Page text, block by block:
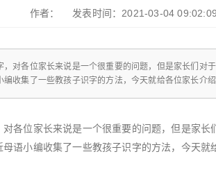
作者： 发表时间：2021-03-04
，对各位家长来说是一个很重要的问题，但是家长们对
编收集了一些教孩子识字的方法，今天就给各位家长介
位家长来说是一个很重要的问题，但是家长
语小编收集了一些教孩子识字的方法，今天就